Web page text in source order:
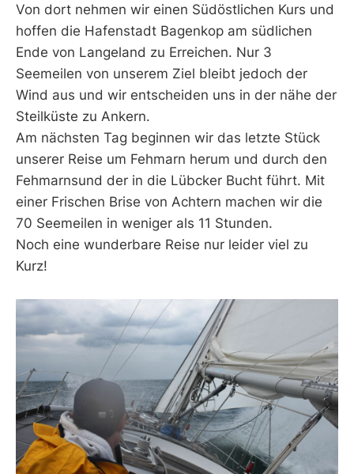
Von dort nehmen wir einen Südöstlichen Kurs und
hoffen die Hafenstadt Bagenkop am südlichen
Ende von Langeland zu Erreichen. Nur 3
Seemeilen von unserem Ziel bleibt jedoch der
Wind aus und wir entscheiden uns in der nähe der
Steilküste zu Ankern.
Am nächsten Tag beginnen wir das letzte Stück
unserer Reise um Fehmarn herum und durch den
Fehmarnsund der in die Lübcker Bucht führt. Mit
einer Frischen Brise von Achtern machen wir die
70 Seemeilen in weniger als 11 Stunden.
Noch eine wunderbare Reise nur leider viel zu
Kurz!